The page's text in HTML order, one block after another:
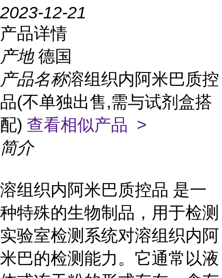
2023-12-21
产品详情
产地 德国
产品名称溶组织内阿米巴质控
品(不单独出售,需与试剂盒搭
配) 查看相似产品 >
简介
溶组织内阿米巴质控品 是一
种特殊的生物制品，用于检测
实验室检测系统对溶组织内阿
米巴的检测能力。它通常以液